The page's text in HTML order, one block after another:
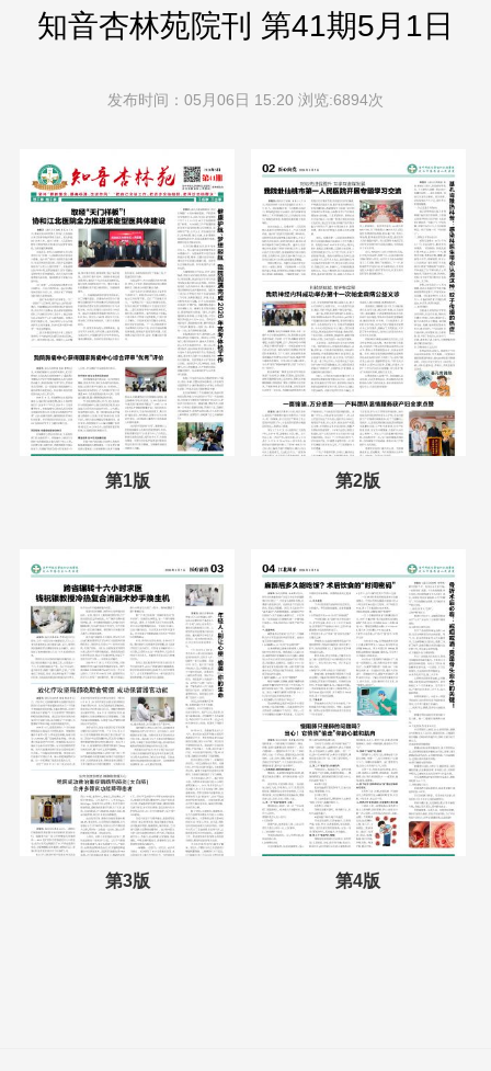
知音杏林苑院刊 第41期5月1日
发布时间：05月06日 15:20 浏览:6894次
第1版 第2版
第3版 第4版